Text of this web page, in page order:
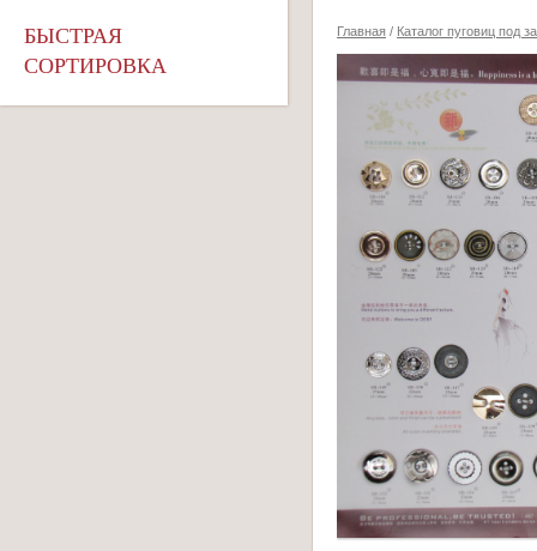
БЫСТРАЯ
СОРТИРОВКА
Главная / Каталог пуговиц под